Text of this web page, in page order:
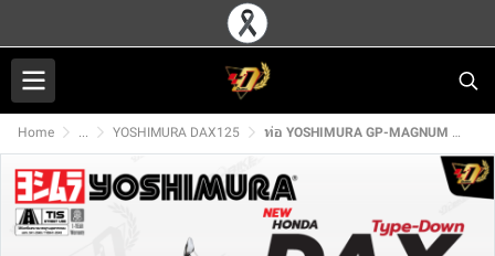
Home ... YOSHIMURA DAX125 ท่อ YOSHIMURA GP-MAGNUM TYPE-UP สำหรับ HONDA DAX125